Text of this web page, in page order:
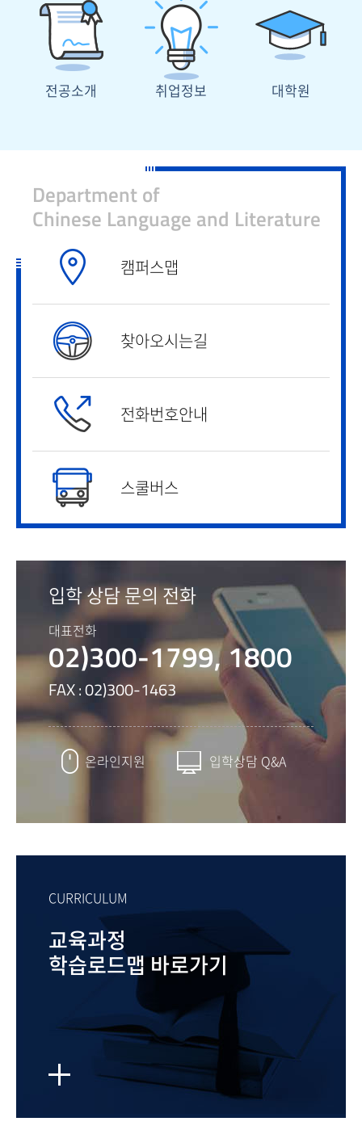
전공소개 취업정보 대학원
Department of
Chinese Language and Literature
캠퍼스맵
찾아오시는길
전화번호안내
스쿨버스
입학 상담 문의 전화
대표전화
02)300-1799, 1800
FAX : 02)300-1463
온라인지원 입학상담 Q&A
CURRICULUM
교육과정
학습로드맵 바로가기